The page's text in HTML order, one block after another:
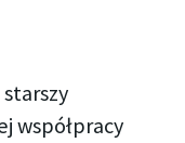
starszy
współpracy